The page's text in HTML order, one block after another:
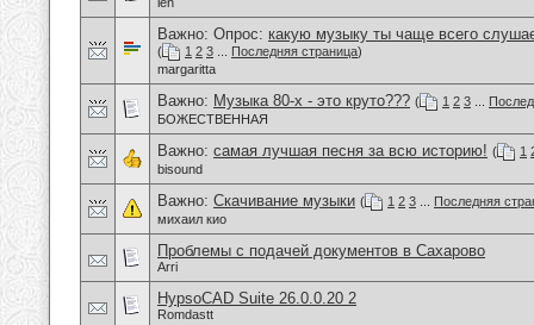
Важно: Опрос: какую музыку ты чаще всего
( 1 2 3 Последняя страница)
margaritta
Важно: Музыка 80-х - это круто??? ( 1 2 3
БОЖЕСТВЕННАЯ
Важно: самая лучшая песня за всю историю! ( 1
bisound
Важно: Скачивание музыки ( 1 2 3
Последняя
михаил кио
Проблемы с подачей документов в Сахарово
Arri
HypsoCAD Suite 26.0.0.20 2
Romdastt